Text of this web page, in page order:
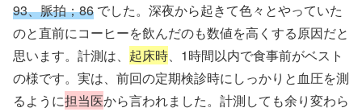
93、脈拍；86 でした。深夜から起きて色々とやっていた
のと直前にコーヒーを飲んだのも数値を高くする原因だと
思います。計測は、 起床時、1時間以内で食事前がベスト
の様です。実は、前回の定期検診時にしっかりと血圧を測
るように担当医から言われました。計測しても余り変わら